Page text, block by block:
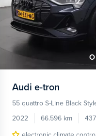
Audi e-tron
55 quattro S-Line Black
2022
66.596 km